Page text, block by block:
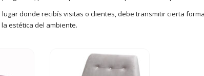
lugar donde recibís visitas o clientes, debe transmitir cierta
estética del ambiente.